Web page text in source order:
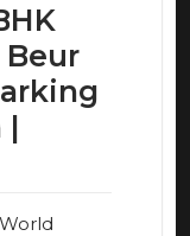
Beur
|